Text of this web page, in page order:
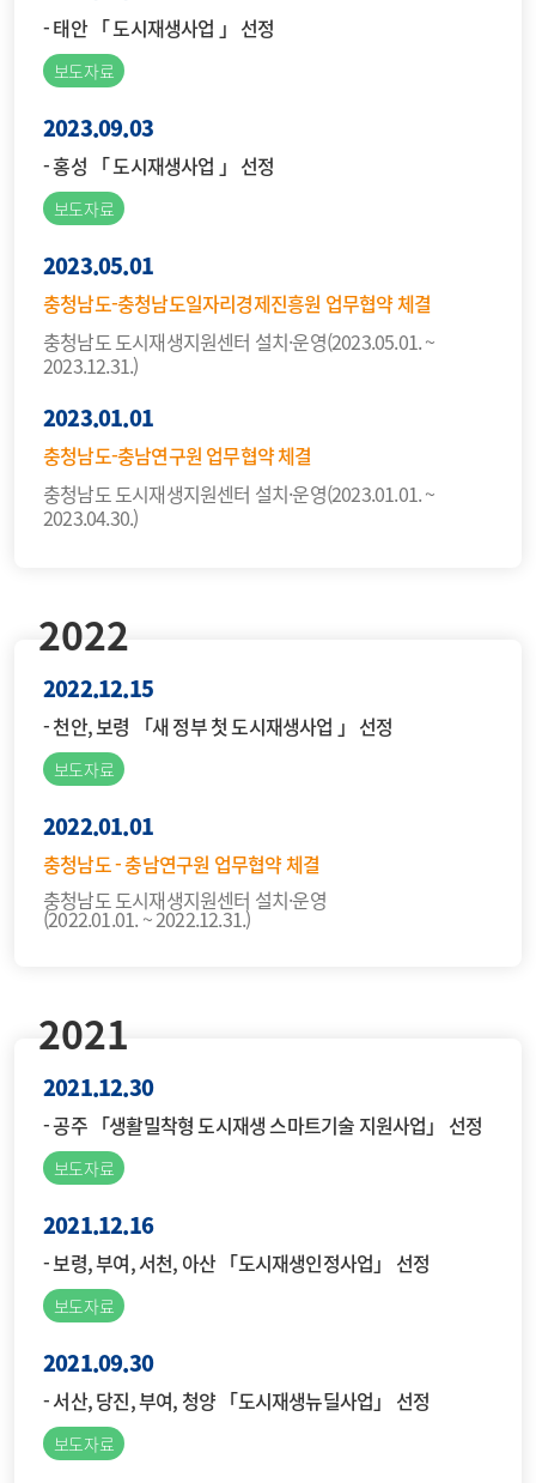
- 태안 「 도시재생사업 」 선정
보도자료
2023.09.03
- 홍성 「 도시재생사업 」 선정
보도자료
2023.05.01
충청남도-충청남도일자리경제진흥원 업무협약 체결
충청남도 도시재생지원센터 설치·운영(2023.05.01. ~
2023.12.31.)
2023.01.01
충청남도-충남연구원 업무협약 체결
충청남도 도시재생지원센터 설치·운영(2023.01.01. ~
2023.04.30.)
2022.12.15
- 천안, 보령 「새 정부 첫 도시재생사업 」 선정
보도자료
2022.01.01
충청남도 - 충남연구원 업무협약 체결
충청남도 도시재생지원센터 설치·운영
(2022.01.01. ~ 2022.12.31.)
2022
2021
2021.12.30
- 공주 「생활밀착형 도시재생 스마트기술 지원사업」 선정
보도자료
2021.12.16
- 보령, 부여, 서천, 아산 「도시재생인정사업」 선정
보도자료
2021.09.30
- 서산, 당진, 부여, 청양 「도시재생뉴딜사업」 선정
보도자료